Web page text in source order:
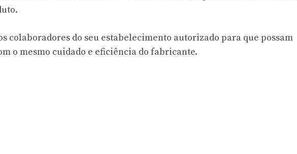
colaboradores do seu estabelecimento autorizado para que possam
o mesmo cuidado e eficiência do fabricante.